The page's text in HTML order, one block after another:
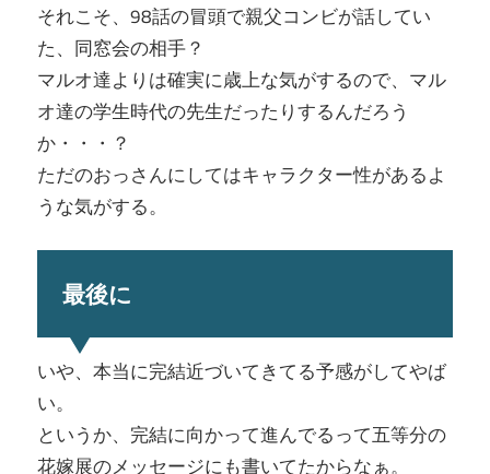
それこそ、98話の冒頭で親父コンビが話してい
た、同窓会の相手？
マルオ達よりは確実に歳上な気がするので、マル
オ達の学生時代の先生だったりするんだろう
か・・・？
ただのおっさんにしてはキャラクター性があるよ
うな気がする。
最後に
いや、本当に完結近づいてきてる予感がしてやば
い。
というか、完結に向かって進んでるって五等分の
花嫁展のメッセージにも書いてたからなぁ。